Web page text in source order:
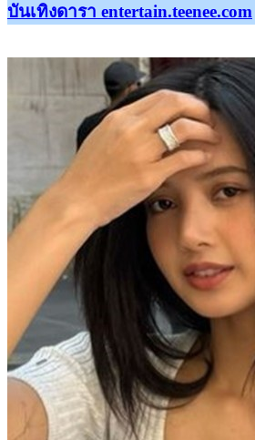
บันเทิงดารา entertain.teenee.com